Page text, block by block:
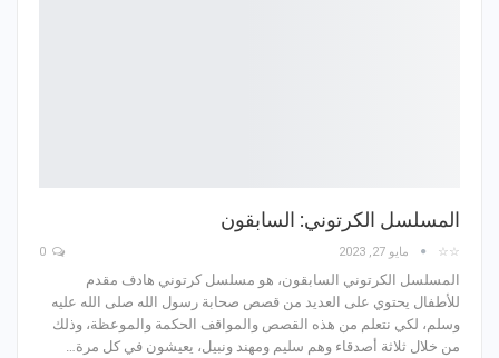
المسلسل الكرتوني: السابقون
☆☆ مايو 27, 2023
المسلسل الكرتوني السابقون، هو مسلسل كرتوني هادف مقدم
للأطفال يحتوي على العديد من قصص صحابة رسول الله صلى الله عليه
وسلم، لكي نتعلم من هذه القصص والمواقف الحكمة والموعظة، وذلك
من خلال ثلاثة أصدقاء وهم سليم ومهند ونبيل، يعيشون في كل مرة…